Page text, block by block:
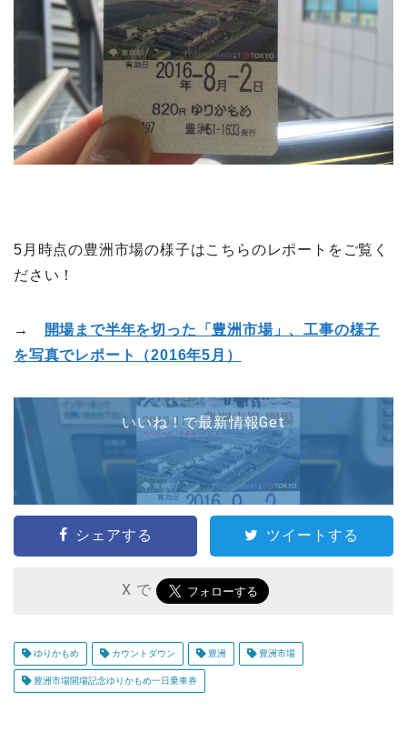
5月時点の豊洲市場の様子はこちらのレポートをご覧く
ださい！
→
開場まで半年を切った「豊洲市場」、工事の様子
を写真でレポート（2016年5月）
いいね！で最新情報Get
シェアする ツイートする
X で
ゆりかもめ カウントダウン 豊洲 豊洲市場
豊洲市場開場記念ゆりかもめ一日乗車券